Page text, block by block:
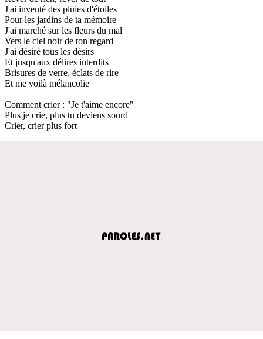
J'ai inventé des pluies d'étoiles
Pour les jardins de ta mémoire
J'ai marché sur les fleurs du mal
Vers le ciel noir de ton regard
J'ai désiré tous les désirs
Et jusqu'aux délires interdits
Brisures de verre, éclats de rire
Et me voilà mélancolie
Comment crier : "Je t'aime encore"
Plus je crie, plus tu deviens sourd
Crier, crier plus fort